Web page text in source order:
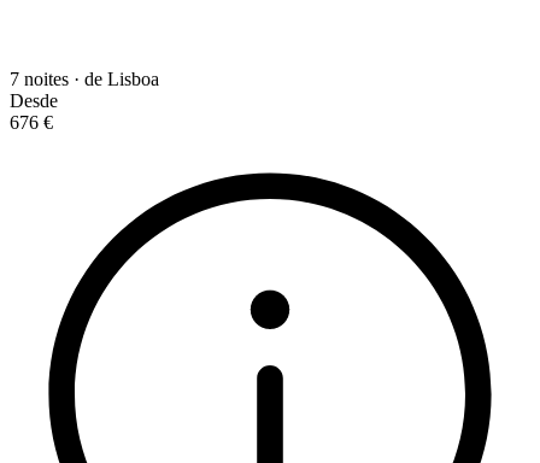
7 noites · de Lisboa
Desde
676 €